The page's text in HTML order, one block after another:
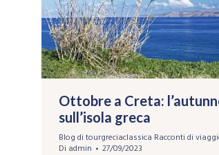
Ottobre a Creta:
sull’isola greca
Blog di tourgreciaclassica Racconti di
Di admin 27/09/2023